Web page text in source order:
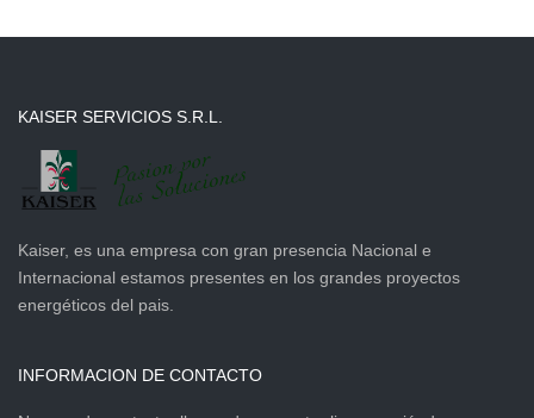
KAISER SERVICIOS S.R.L.
Kaiser, es una empresa con gran presencia Nacional e
Internacional estamos presentes en los grandes proyectos
energéticos del pais.
INFORMACION DE CONTACTO